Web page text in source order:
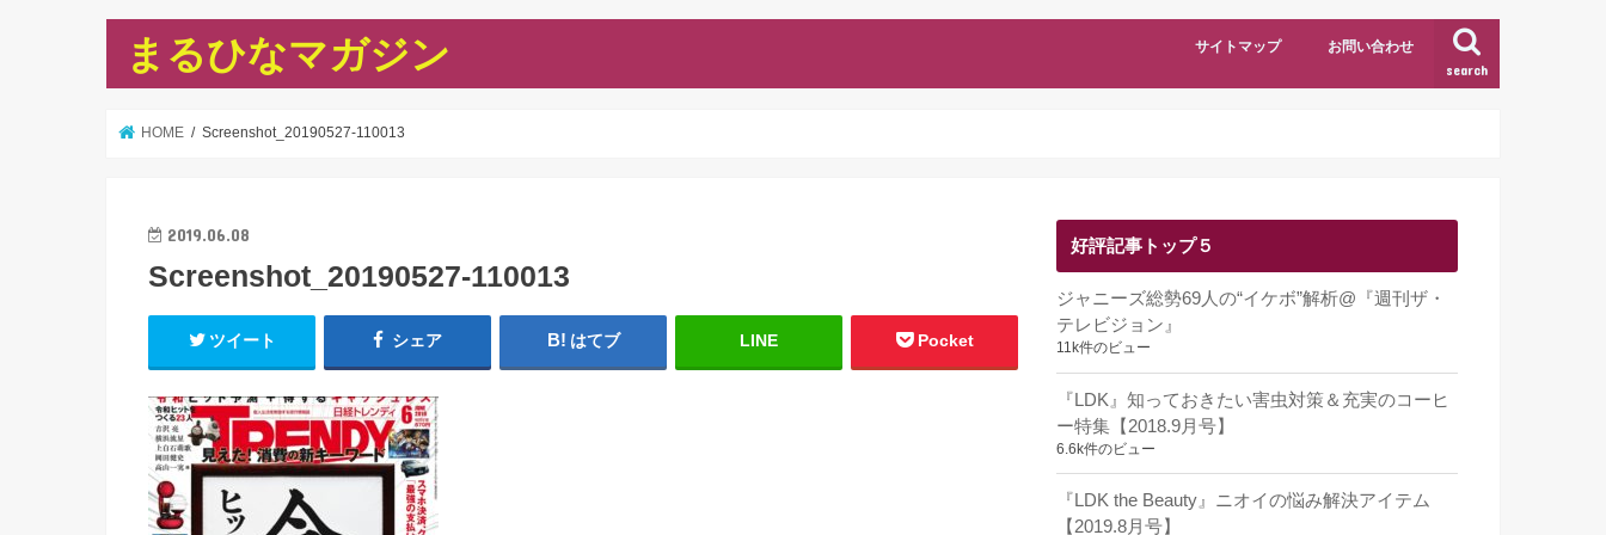
まるひなマガジン search
サイトマップ お問い合わせ
HOME Screenshot_20190527-110013
2019.06.08
Screenshot_20190527-110013
ツイート シェア はてブ LINE Pocket
好評記事トップ５
ジャニーズ総勢69人の“イケボ”解析@『週刊ザ・
テレビジョン』
11k件のビュー
『LDK』知っておきたい害虫対策＆充実のコーヒ
ー特集【2018.9月号】
6.6k件のビュー
『LDK the Beauty』ニオイの悩み解決アイテム
【2019.8月号】